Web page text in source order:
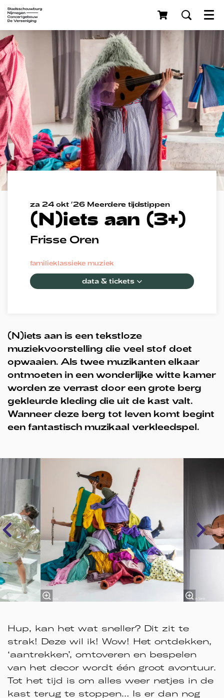
Menu
(N)iets aan (3+)
Frisse Oren
za 24 okt ’26 Meerdere tijdstippen
familieklassieke muziek
data & tickets
(N)iets aan is een tekstloze
muziekvoorstelling die veel stof doet
opwaaien. Als twee muzikanten elkaar
ontmoeten in een wonderlijke witte kamer
worden ze verrast door een grote berg
gekleurde kleding die uit de kast valt.
Wanneer deze berg tot leven komt begint
een fantastisch muzikaal verkleedspel.
Inzoomen
Hup, kan het wat sneller? Dit zit te
strak! Deze wil ik! Wow! Het ontdekken,
‘aantrekken’, omtoveren en bespelen
van het decor wordt één groot avontuur.
Tot het tijd is om alles weer netjes in de
kast terug te stoppen… Is er dan nog